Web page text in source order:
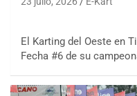
El Karting del Oeste en
Fecha #6 de su